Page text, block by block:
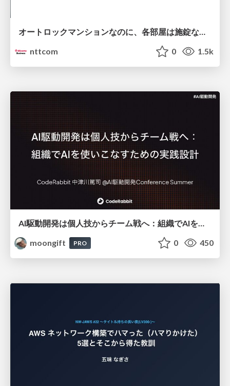
オートロックマンションなのに、各部屋は施錠なし！？ 攻撃者が組織内ネットワークで大暴れする理由 / The Front Door Is Locked, but the Rooms Are Wide Open: Why Attackers Move Freely Inside Enterprise Networks
nttcom
0 1.5k
moongift
PRO 0 450